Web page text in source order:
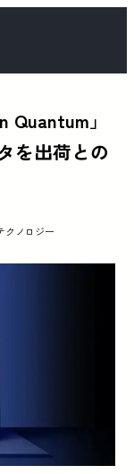
」
を出荷との
クノロジー